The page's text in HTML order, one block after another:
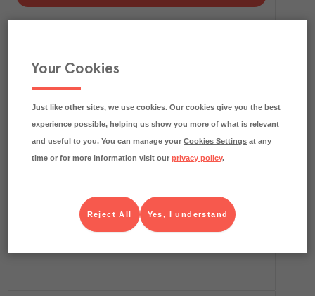
Utrustning 509163
Köp (Logga in)
Your Cookies
Just like other sites, we use cookies. Our cookies give you the best
experience possible, helping us show you more of what is relevant
and useful to you. You can manage yourCookies Settings at any
time or for more information visit ourprivacy policy.
Yes, I understand
Reject All